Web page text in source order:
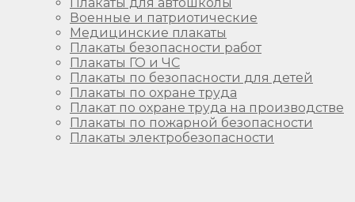
Плакаты для автошколы
Военные и патриотические
Медицинские плакаты
Плакаты безопасности работ
Плакаты ГО и ЧС
Плакаты по безопасности для детей
Плакаты по охране труда
Плакат по охране труда на производстве
Плакаты по пожарной безопасности
Плакаты электробезопасности